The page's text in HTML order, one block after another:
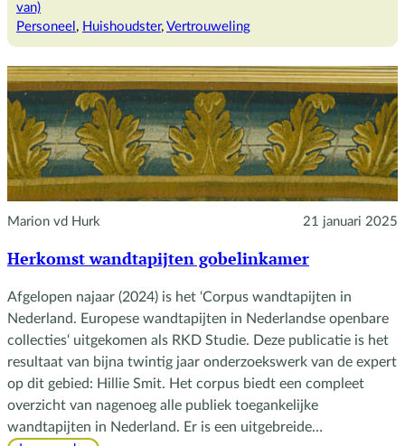
Doorslag,
van)
Personeel , Huishoudster, Vertrouweling
Marion vd Hurk 21 januari 2025
Herkomst wandtapijten gobelinkamer
Afgelopen najaar (2024) is het ‘Corpus wandtapijten in
Nederland. Europese wandtapijten in Nederlandse openbare
collecties‘ uitgekomen als RKD Studie. Deze publicatie is het
resultaat van bijna twintig jaar onderzoekswerk van de expert
op dit gebied: Hillie Smit. Het corpus biedt een compleet
overzicht van nagenoeg alle publiek toegankelijke
wandtapijten in Nederland. Er is een uitgebreide…